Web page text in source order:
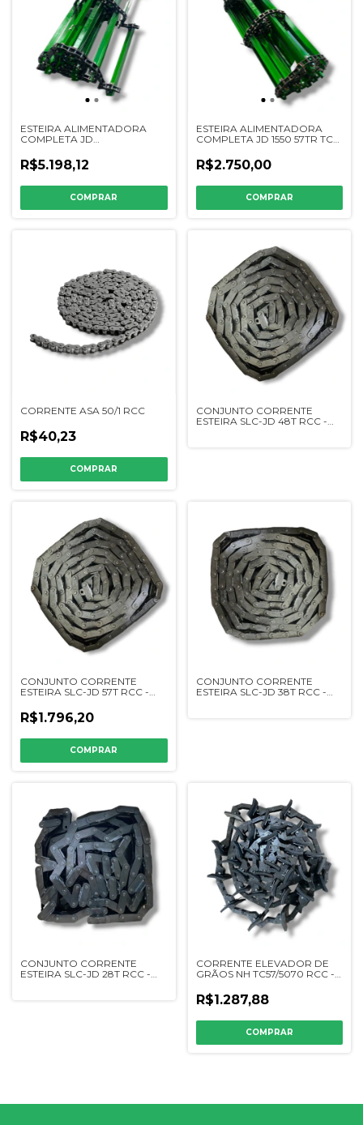
ESTEIRA ALIMENTADORA
COMPLETA JD
28TR TC (3 CORRENTES) -
DQ16387
R$5.198,12
ESTEIRA ALIMENTADORA
COMPLETA JD 1550 57TR TC
R$2.750,00
CORRENTE ASA 50/1 RCC
R$40,23
CONJUNTO CORRENTE
ESTEIRA SLC-JD 48T RCC -
CONJUNTO CORRENTE
ESTEIRA SLC-JD 57T RCC -
R$1.796,20
CONJUNTO CORRENTE
ESTEIRA SLC-JD 38T RCC -
CONJUNTO CORRENTE
ESTEIRA SLC-JD 28T RCC -
CORRENTE ELEVADOR DE
GRÃOS NH TC57/5070 RCC -
R$1.287,88